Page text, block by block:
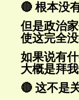
🔴 根本没
但是政治
使这完全没
如果说有
大概是拜
🔴 这不是